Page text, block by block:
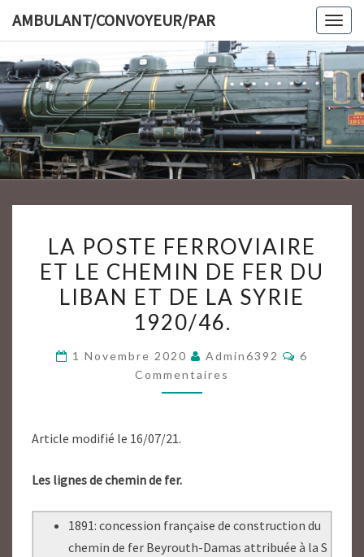
content
AMBULANT/CONVOYEUR/PAR
POSTE
FERROVIAIRE
ET
LE
DE
FER
SYRIE
1920/46.
LA POSTE FERROVIAIRE
ET LE CHEMIN DE FER DU
LIBAN ET DE LA SYRIE
1920/46.
1 Novembre 2020 Admin6392
6
Commentaires
Article modifié le 16/07/21.
Les lignes de chemin de fer.
1891: concession française de construction du
chemin de fer Beyrouth-Damas attribuée à la S